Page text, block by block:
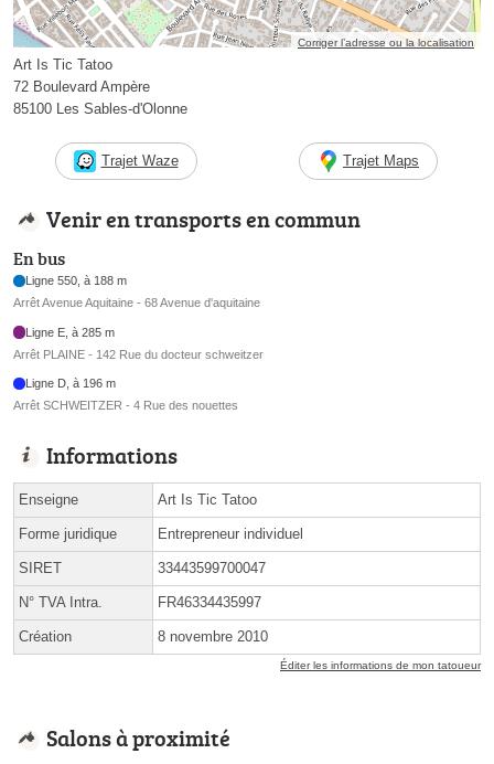
Corriger l’adresse ou la localisation
Art Is Tic Tatoo
72 Boulevard Ampère
85100 Les Sables-d'Olonne
Trajet Waze Trajet Maps
Venir en transports en commun
En bus
Ligne 550, à 188 m
Arrêt Avenue Aquitaine - 68 Avenue d'aquitaine
Ligne E, à 285 m
Arrêt PLAINE - 142 Rue du docteur schweitzer
Ligne D, à 196 m
Arrêt SCHWEITZER - 4 Rue des nouettes
Informations
Enseigne Art Is Tic Tatoo
Forme juridique Entrepreneur individuel
SIRET 33443599700047
N° TVA Intra. FR46334435997
Création 8 novembre 2010
Éditer les informations de mon tatoueur
Salons à proximité